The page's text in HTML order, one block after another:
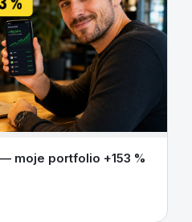
moje portfolio +153 %